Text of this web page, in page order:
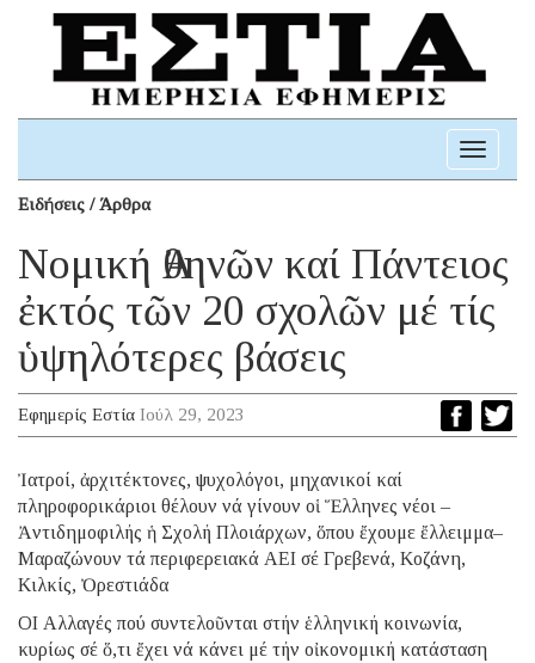
Toggle
Ειδήσεις / Άρθρα
Νομική Ἀθηνῶν καί Πάντειος
ἐκτός τῶν 20 σχολῶν μέ τίς
ὑψηλότερες βάσεις
Εφημερίς Εστία Ιούλ 29, 2023
Ἰατροί, ἀρχιτέκτονες, ψυχολόγοι, μηχανικοί καί
πληροφορικάριοι θέλουν νά γίνουν οἱ Ἕλληνες νέοι –
Ἀντιδημοφιλής ἡ Σχολή Πλοιάρχων, ὅπου ἔχουμε ἔλλειμμα–
Μαραζώνουν τά περιφερειακά ΑΕΙ σέ Γρεβενά, Κοζάνη,
Κιλκίς, Ὀρεστιάδα
ΟΙ Αλλαγές πού συντελοῦνται στήν ἑλληνική κοινωνία,
κυρίως σέ ὅ,τι ἔχει νά κάνει μέ τήν οἰκονομική κατάσταση